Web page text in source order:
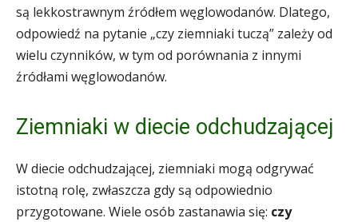
są lekkostrawnym źródłem węglowodanów. Dlatego,
odpowiedź na pytanie „czy ziemniaki tuczą” zależy od
wielu czynników, w tym od porównania z innymi
źródłami węglowodanów.
Ziemniaki w diecie odchudzającej
W diecie odchudzającej, ziemniaki mogą odgrywać
istotną rolę, zwłaszcza gdy są odpowiednio
przygotowane. Wiele osób zastanawia się: czy